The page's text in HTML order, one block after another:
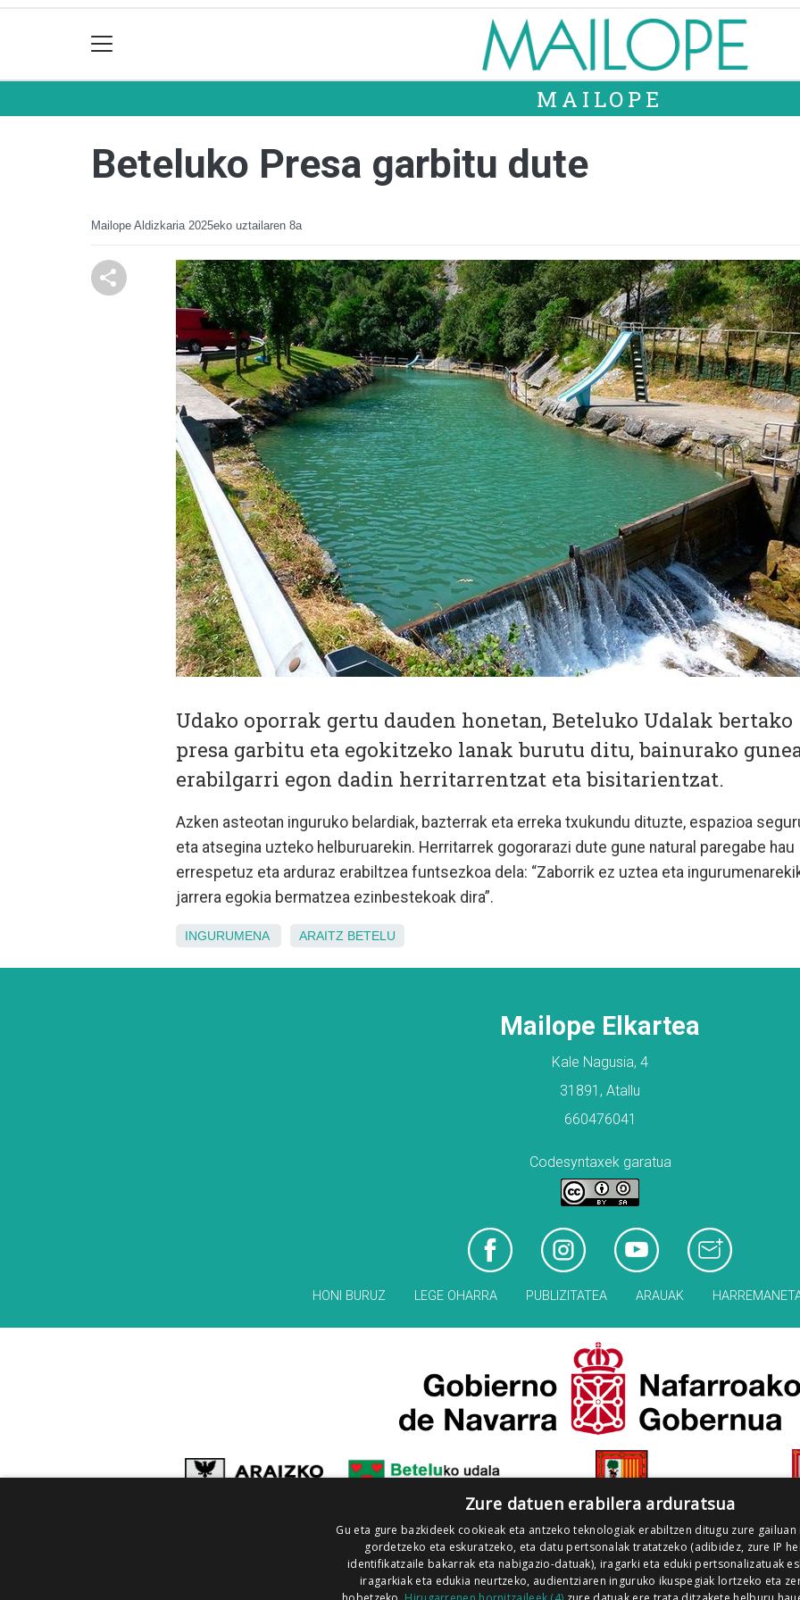
MAILOPE
Beteluko Presa garbitu dute
Mailope Aldizkaria 2025eko uztailaren 8a
Udako oporrak gertu dauden honetan, Beteluko Udalak bertako
presa garbitu eta egokitzeko lanak burutu ditu, bainurako
erabilgarri egon dadin herritarrentzat eta bisitarientzat.
Azken asteotan inguruko belardiak, bazterrak eta erreka txukundu dituzte, espazioa
eta atsegina uzteko helburuarekin. Herritarrek gogorarazi dute gune natural paregabe hau
errespetuz eta arduraz erabiltzea funtsezkoa dela: “Zaborrik ez uztea eta
jarrera egokia bermatzea ezinbestekoak dira”.
INGURUMENA ARAITZ BETELU
Mailope Elkartea
Kale Nagusia, 4
31891, Atallu
660476041
Codesyntaxek garatua
HONI BURUZ LEGE OHARRA PUBLIZITATEA ARAUAK
Zure datuen erabilera arduratsua
Gu eta gure bazkideek cookieak eta antzeko teknologiak erabiltzen ditugu zure
gordetzeko eta eskuratzeko, eta datu pertsonalak tratatzeko (adibidez, zure IP
identifikatzaile bakarrak eta nabigazio-datuak), iragarki eta eduki pertsonalizatuak
iragarkiak eta edukia neurtzeko, audientziaren inguruko ikuspegiak lortzeko eta